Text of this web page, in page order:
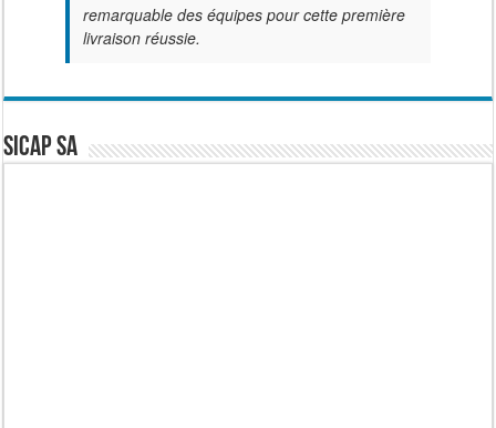
remarquable des équipes pour cette première
livraison réussie.
SICAP SA